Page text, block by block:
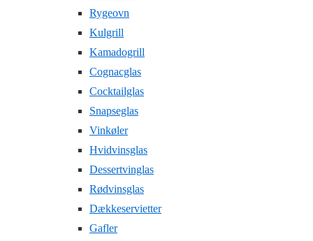
Rygeovn
Kulgrill
Kamadogrill
Cognacglas
Cocktailglas
Snapseglas
Vinkøler
Hvidvinsglas
Dessertvinglas
Rødvinsglas
Dækkeservietter
Gafler